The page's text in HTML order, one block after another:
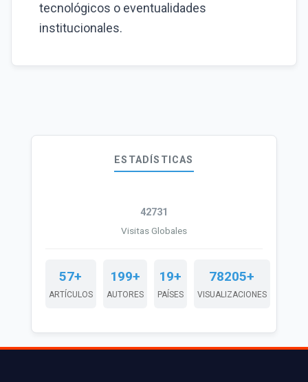
tecnológicos o eventualidades
institucionales.
ESTADÍSTICAS
42731
Visitas Globales
57+
ARTÍCULOS
199+
AUTORES
19+
PAÍSES
78205+
VISUALIZACIONES